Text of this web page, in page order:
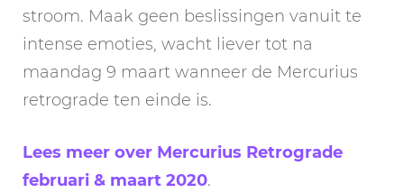
stroom. Maak geen beslissingen vanuit te
intense emoties, wacht liever tot na
maandag 9 maart wanneer de Mercurius
retrograde ten einde is.
Lees meer over Mercurius Retrograde
februari & maart 2020.